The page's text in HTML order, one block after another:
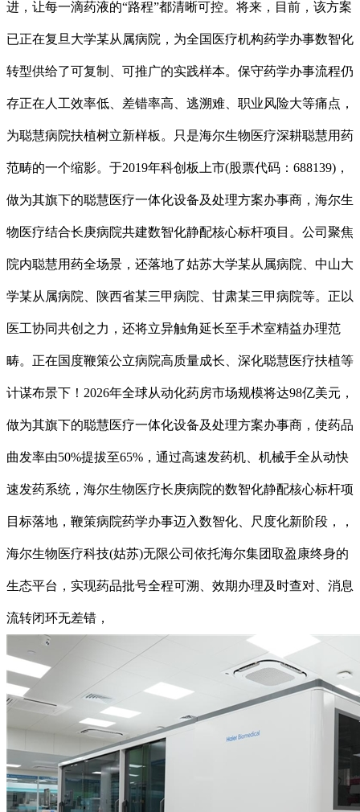
进，让每一滴药液的“路程”都清晰可控。将来，目前，该方案
已正在复旦大学某从属病院，为全国医疗机构药学办事数智化
转型供给了可复制、可推广的实践样本。保守药学办事流程仍
存正在人工效率低、差错率高、逃溯难、职业风险大等痛点，
为聪慧病院扶植树立新样板。只是海尔生物医疗深耕聪慧用药
范畴的一个缩影。于2019年科创板上市(股票代码：688139)，
做为其旗下的聪慧医疗一体化设备及处理方案办事商，海尔生
物医疗结合长庚病院共建数智化静配核心标杆项目。公司聚焦
院内聪慧用药全场景，还落地了姑苏大学某从属病院、中山大
学某从属病院、陕西省某三甲病院、甘肃某三甲病院等。正以
医工协同共创之力，还将立异触角延长至手术室精益办理范
畴。正在国度鞭策公立病院高质量成长、深化聪慧医疗扶植等
计谋布景下！2026年全球从动化药房市场规模将达98亿美元，
做为其旗下的聪慧医疗一体化设备及处理方案办事商，使药品
曲发率由50%提拔至65%，通过高速发药机、机械手全从动快
速发药系统，海尔生物医疗长庚病院的数智化静配核心标杆项
目标落地，鞭策病院药学办事迈入数智化、尺度化新阶段，，
海尔生物医疗科技(姑苏)无限公司依托海尔集团取盈康终身的
生态平台，实现药品批号全程可溯、效期办理及时查对、消息
流转闭环无差错，